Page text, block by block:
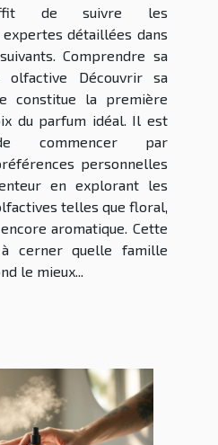
de suivre les
détaillées dans
Comprendre sa
olfactive Découvrir sa
constitue la première
du parfum idéal. Il est
commencer par
personnelles
en explorant les
telles que floral,
aromatique. Cette
cerner quelle famille
le mieux...